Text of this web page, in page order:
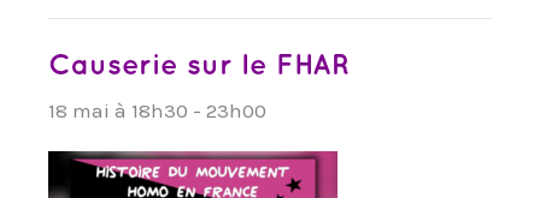
Causerie sur le FHAR
18 mai à 18h30 - 23h00